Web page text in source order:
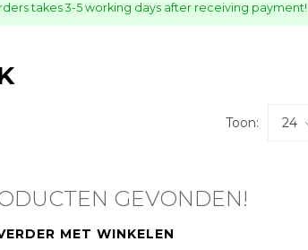
takes 3-5 working days after receiving payment!
Toon:
GEVONDEN!
MET WINKELEN